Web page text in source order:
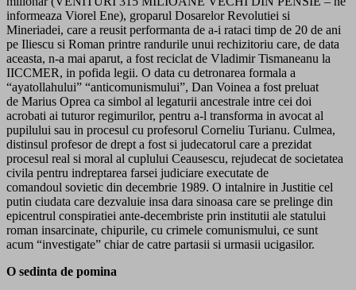
informeaza Viorel Ene), groparul Dosarelor Revolutiei si
Mineriadei, care a reusit performanta de a-i rataci timp de 20 de ani
pe Iliescu si Roman printre randurile unui rechizitoriu care, de data
aceasta, n-a mai aparut, a fost reciclat de Vladimir Tismaneanu la
IICCMER, in pofida legii. O data cu detronarea formala a
“ayatollahului” “anticomunismului”, Dan Voinea a fost preluat
de Marius Oprea ca simbol al legaturii ancestrale intre cei doi
acrobati ai tuturor regimurilor, pentru a-l transforma in avocat al
pupilului sau in procesul cu profesorul Corneliu Turianu. Culmea,
distinsul profesor de drept a fost si judecatorul care a prezidat
procesul real si moral al cuplului Ceausescu, rejudecat de societatea
civila pentru indreptarea farsei judiciare executate de
comandoul sovietic din decembrie 1989. O intalnire in Justitie cel
putin ciudata care dezvaluie insa dara sinoasa care se prelinge din
epicentrul conspiratiei ante-decembriste prin institutii ale statului
roman insarcinate, chipurile, cu crimele comunismului, ce sunt
acum “investigate” chiar de catre partasii si urmasii ucigasilor.
O sedinta de pomina